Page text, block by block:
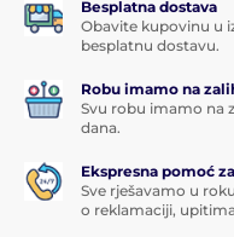
Besplatna dostava
Obavite kupovinu u
besplatnu dostavu.
Robu imamo na
Svu robu imamo na
dana.
Ekspresna pomoć
Sve rješavamo u
o reklamaciji,